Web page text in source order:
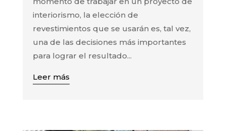
interiorismo, la elección de
revestimientos que se usarán es, tal vez,
una de las decisiones más importantes
para lograr el resultado...
Leer más